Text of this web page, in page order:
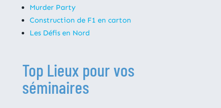
Murder Party
Construction de F1 en carton
Les Défis en Nord
Top Lieux pour vos
séminaires